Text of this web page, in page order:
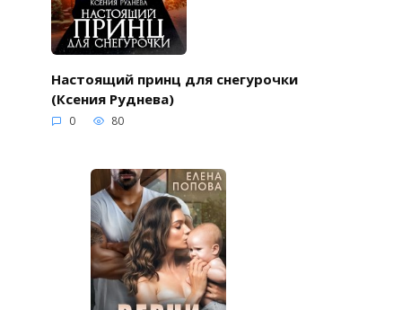
Настоящий принц для снегурочки
(Ксения Руднева)
0 80